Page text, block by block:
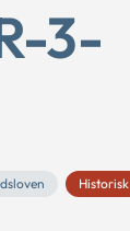
3-
Historisk